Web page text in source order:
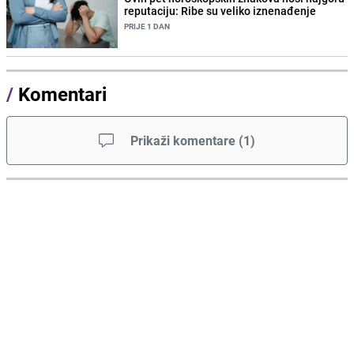
reputaciju: Ribe su veliko iznenađenje
PRIJE 1 DAN
/ Komentari
Prikaži komentare (1)